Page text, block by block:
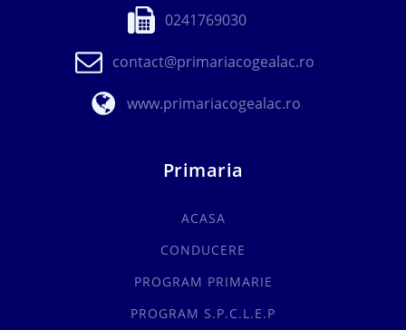
0241769030
contact@primariacogealac.ro
www.primariacogealac.ro
Primaria
ACASA
CONDUCERE
PROGRAM PRIMARIE
PROGRAM S.P.C.L.E.P